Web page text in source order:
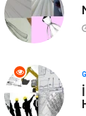
Aksesuar
Hizmet
Mobilya